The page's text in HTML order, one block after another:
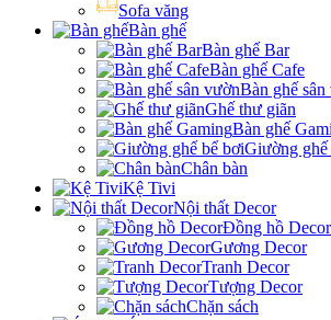
Sofa văng
Bàn ghế
Bàn ghế Bar
Bàn ghế Cafe
Bàn ghế sân
Ghế thư giãn
Bàn ghế
Giường ghế
Chân bàn
Kệ Tivi
Nội thất Decor
Đồng hồ Decor
Gương Decor
Tranh Decor
Tượng Decor
Chặn sách